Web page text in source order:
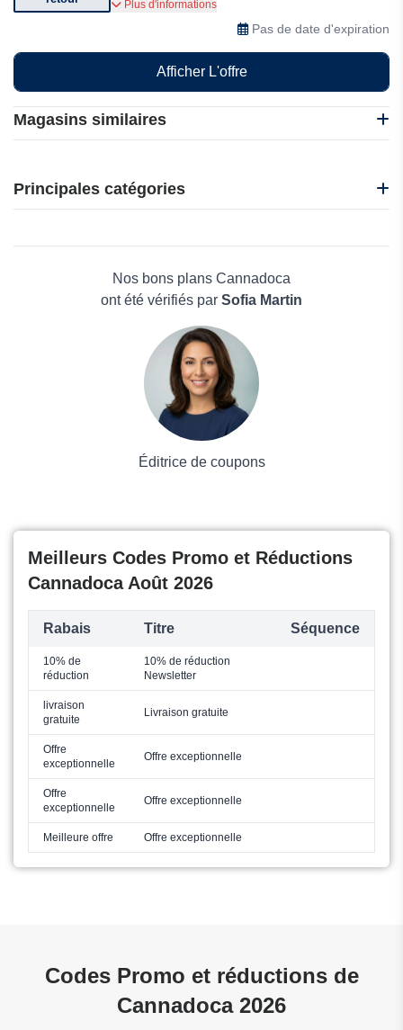
Magasins similaires
Ecann
Easy Weed
Harvest Laboratoires
Principales catégories
Maison & JardinNos bons plans Cannadoca
ont été vérifiés par Sofia Martin
Éditrice de coupons
Plus d'informations
Pas de date d'expiration
Afficher L'offre
Meilleurs Codes Promo et Réductions
Cannadoca Août 2026
Rabais Titre Séquence
10% de
réduction
10% de réduction
Newsletter
livraison
gratuite
Livraison gratuite
Offre
exceptionnelle
Offre exceptionnelle
Offre
exceptionnelle
Offre exceptionnelle
Meilleure offre Offre exceptionnelle
Codes Promo et réductions de
Cannadoca 2026